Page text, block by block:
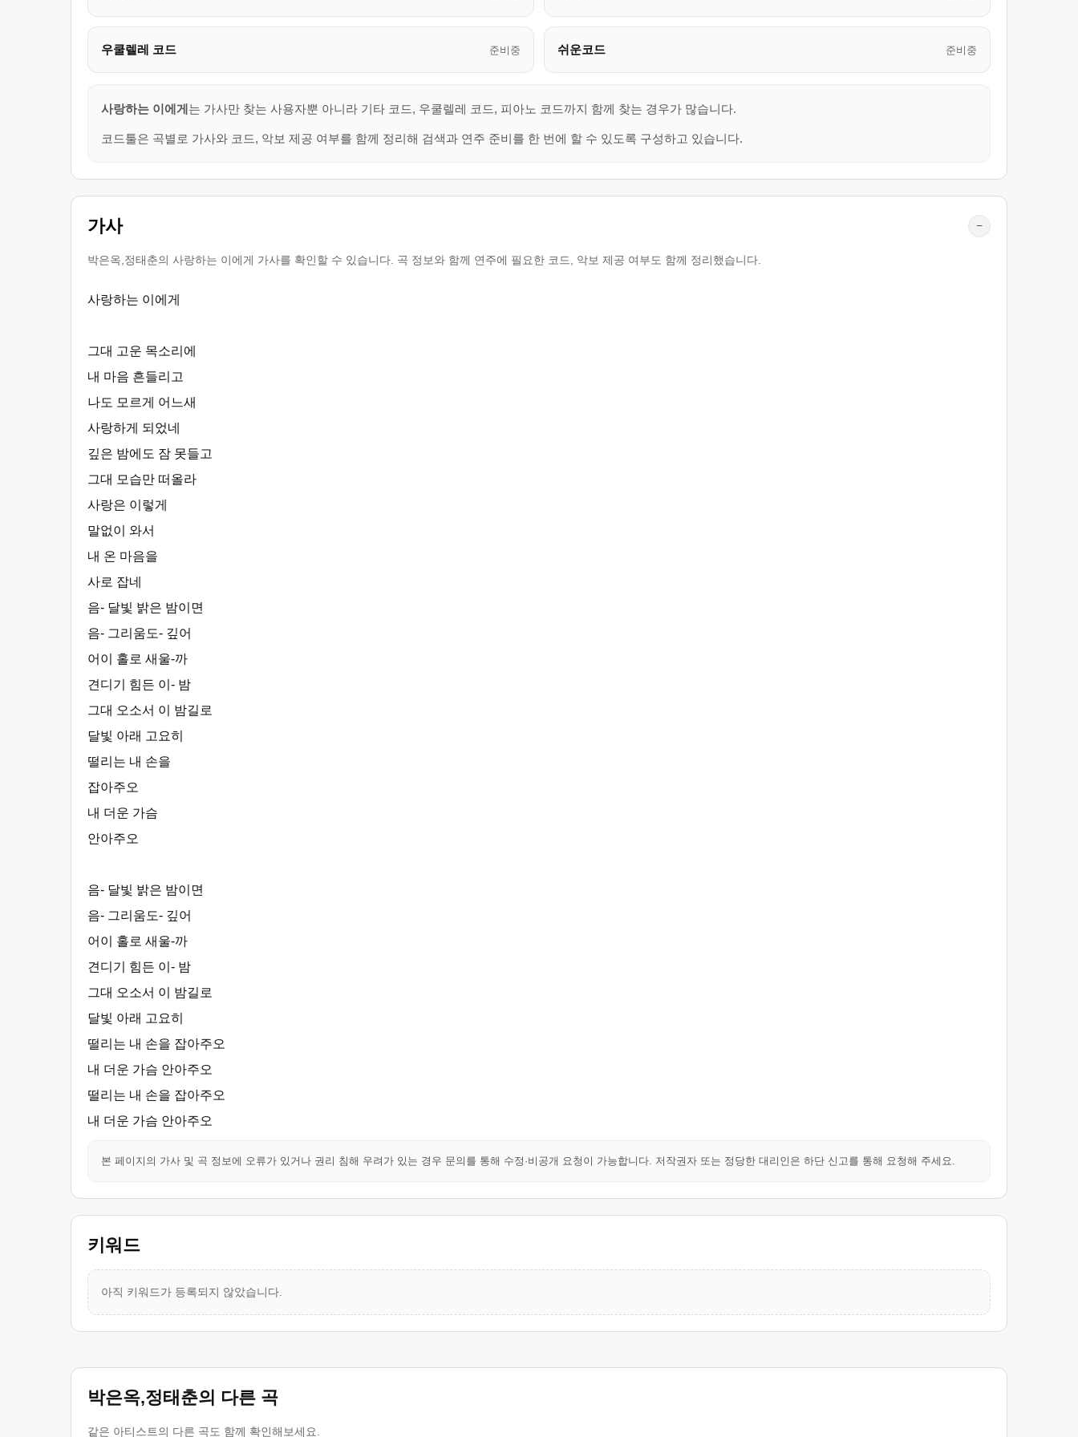
우쿨렐레 코드 준비중 쉬운코드 준비중
사랑하는 이에게 는 가사만 찾는 사용자뿐 아니라 기타 코드, 우쿨렐레 코드, 피아노 코드까지 함께 찾는 경우가 많습니다.
코드툴은 곡별로 가사와 코드, 악보 제공 여부를 함께 정리해 검색과 연주 준비를 한 번에 할 수 있도록 구성하고 있습니다.
가사 −
박은옥,정태춘의 사랑하는 이에게 가사를 확인할 수 있습니다. 곡 정보와 함께 연주에 필요한 코드, 악보 제공 여부도 함께 정리했습니다.
사랑하는 이에게
그대 고운 목소리에
내 마음 흔들리고
나도 모르게 어느새
사랑하게 되었네
깊은 밤에도 잠 못들고
그대 모습만 떠올라
사랑은 이렇게
말없이 와서
내 온 마음을
사로 잡네
음- 달빛 밝은 밤이면
음- 그리움도- 깊어
어이 홀로 새울-까
견디기 힘든 이- 밤
그대 오소서 이 밤길로
달빛 아래 고요히
떨리는 내 손을
잡아주오
내 더운 가슴
안아주오
음- 달빛 밝은 밤이면
음- 그리움도- 깊어
어이 홀로 새울-까
견디기 힘든 이- 밤
그대 오소서 이 밤길로
달빛 아래 고요히
떨리는 내 손을 잡아주오
내 더운 가슴 안아주오
떨리는 내 손을 잡아주오
내 더운 가슴 안아주오
본 페이지의 가사 및 곡 정보에 오류가 있거나 권리 침해 우려가 있는 경우 문의를 통해 수정·비공개 요청이 가능합니다. 저작권자 또는 정당한 대리인은 하단 신고를 통해 요청해 주세요.
키워드
아직 키워드가 등록되지 않았습니다.
박은옥,정태춘의 다른 곡
같은 아티스트의 다른 곡도 함께 확인해보세요.